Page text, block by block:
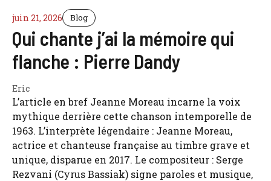
juin 21, 2026 Blog
Qui chante j’ai la mémoire qui
flanche : Pierre Dandy
Eric
L’article en bref Jeanne Moreau incarne la voix
mythique derrière cette chanson intemporelle de
1963. L’interprète légendaire : Jeanne Moreau,
actrice et chanteuse française au timbre grave et
unique, disparue en 2017. Le compositeur : Serge
Rezvani (Cyrus Bassiak) signe paroles et musique,